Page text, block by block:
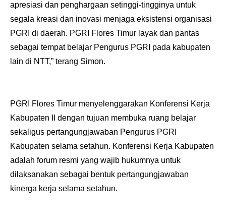
apresiasi dan penghargaan setinggi-tingginya untuk
segala kreasi dan inovasi menjaga eksistensi organisasi
PGRI di daerah. PGRI Flores Timur layak dan pantas
sebagai tempat belajar Pengurus PGRI pada kabupaten
lain di NTT,” terang Simon.
PGRI Flores Timur menyelenggarakan Konferensi Kerja
Kabupaten II dengan tujuan membuka ruang belajar
sekaligus pertangungjawaban Pengurus PGRI
Kabupaten selama setahun. Konferensi Kerja Kabupaten
adalah forum resmi yang wajib hukumnya untuk
dilaksanakan sebagai bentuk pertangungjawaban
kinerga kerja selama setahun.